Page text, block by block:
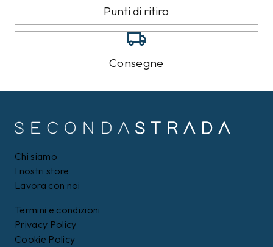
Punti di ritiro
Consegne
Chi siamo
I nostri store
Lavora con noi
Termini e condizioni
Privacy Policy
Cookie Policy